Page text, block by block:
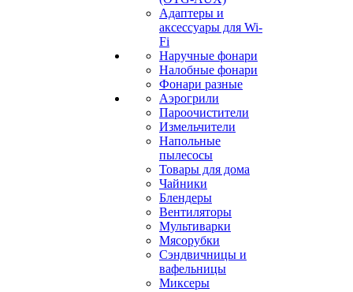
Адаптеры и
аксессуары для Wi-
Fi
Наручные фонари
Налобные фонари
Фонари разные
Аэрогрили
Пароочистители
Измельчители
Напольные
пылесосы
Товары для дома
Чайники
Блендеры
Вентиляторы
Мультиварки
Мясорубки
Сэндвичницы и
вафельницы
Миксеры